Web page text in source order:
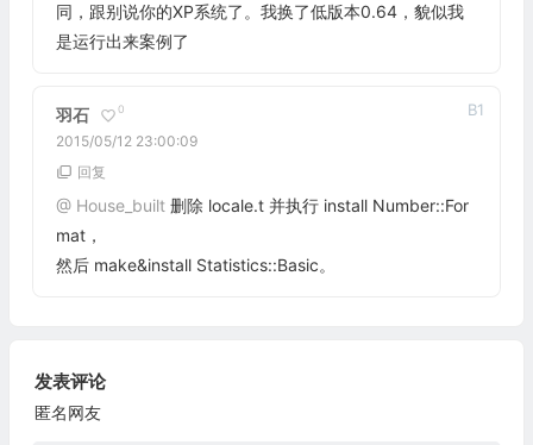
同，跟别说你的XP系统了。我换了低版本0.64，貌似我
是运行出来案例了
羽石 0
2015/05/12 23:00:09
B1
回复
@ House_built删除 locale.t 并执行 install Number::For
mat，
然后 make&install Statistics::Basic。
发表评论
匿名网友